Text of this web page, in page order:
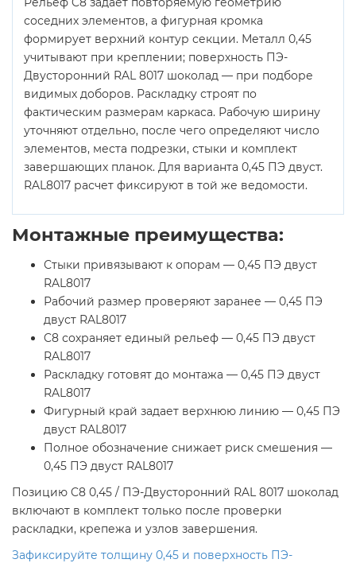
соседних элементов, а фигурная кромка
формирует верхний контур секции. Металл 0,45
учитывают при креплении; поверхность ПЭ-
Двусторонний RAL 8017 шоколад — при подборе
видимых доборов. Раскладку строят по
фактическим размерам каркаса. Рабочую ширину
уточняют отдельно, после чего определяют число
элементов, места подрезки, стыки и комплект
завершающих планок. Для варианта 0,45 ПЭ двуст.
RAL8017 расчет фиксируют в той же ведомости.
Монтажные преимущества:
Стыки привязывают к опорам — 0,45 ПЭ двуст
RAL8017
Рабочий размер проверяют заранее — 0,45 ПЭ
двуст RAL8017
C8 сохраняет единый рельеф — 0,45 ПЭ двуст
RAL8017
Раскладку готовят до монтажа — 0,45 ПЭ двуст
RAL8017
Фигурный край задает верхнюю линию — 0,45 ПЭ
двуст RAL8017
Полное обозначение снижает риск смешения —
0,45 ПЭ двуст RAL8017
Позицию C8 0,45 / ПЭ-Двусторонний RAL 8017 шоколад
включают в комплект только после проверки
раскладки, крепежа и узлов завершения.
Зафиксируйте толщину 0,45 и поверхность ПЭ-